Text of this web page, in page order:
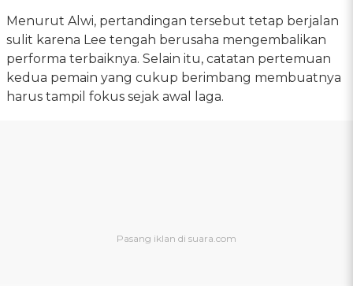
Menurut Alwi, pertandingan tersebut tetap berjalan
sulit karena Lee tengah berusaha mengembalikan
performa terbaiknya. Selain itu, catatan pertemuan
kedua pemain yang cukup berimbang membuatnya
harus tampil fokus sejak awal laga.